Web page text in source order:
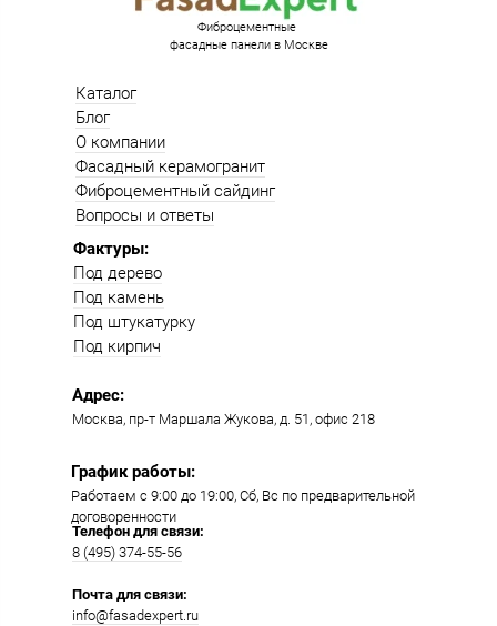
Фактуры:
Под дерево
Под камень
Под штукатурку
Под кирпич
Работаем с 9:00 до 19:00​, Сб, Вс по предварительной
договоренности
Москва, пр-т Маршала Жукова, д. 51, офис 218​​
Каталог
Блог
О компании
Фасадный керамогранит
Фиброцементный сайдинг
Вопросы и ответы
Адрес:
График работы:
Телефон для связи:
8 (495) 374-55-56​
Почта для связи:
info@fasadexpert.ru
Фиброцементные
фасадные панели в Москве